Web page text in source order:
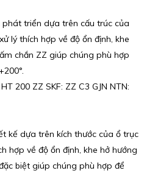
phát triển dựa trên cấu trúc của
lý thích hợp về độ ổn định, khe
chắn ZZ giúp chúng phù hợp
200 ZZ SKF: ZZ C3 GJN NTN:
kế dựa trên kích thước của ổ trục
hợp về độ ổn định, khe hở hướng
biệt giúp chúng phù hợp để